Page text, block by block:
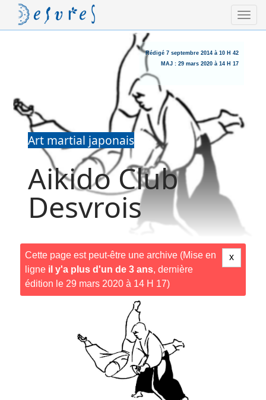
Rédigé 7 septembre 2014 à 10 H 42
MAJ : 29 mars 2020 à 14 H 17
Art martial japonais
Aikido Club
Desvrois
x
Cette page est peut-être une archive (Mise en
ligne il y'a plus d'un de 3 ans, dernière
édition le 29 mars 2020 à 14 H 17)